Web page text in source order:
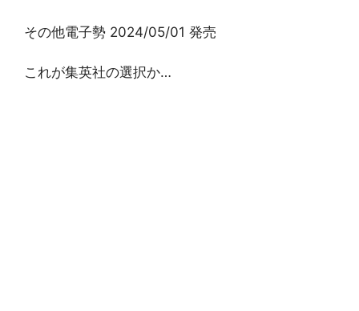
その他電子勢 2024/05/01 発売
これが集英社の選択か…